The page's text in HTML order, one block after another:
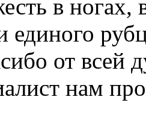
в
единого
от всей
нам